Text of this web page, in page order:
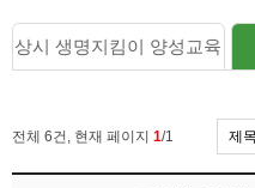
상시 생명지킴이 양성교육
전체 6건, 현재 페이지 1/1